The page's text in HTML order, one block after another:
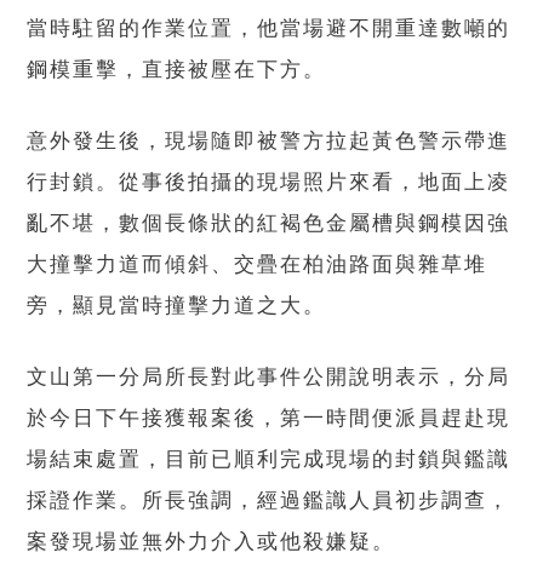
當時駐留的作業位置，他當場避不開重達數噸的
鋼模重擊，直接被壓在下方。
意外發生後，現場隨即被警方拉起黃色警示帶進
行封鎖。從事後拍攝的現場照片來看，地面上凌
亂不堪，數個長條狀的紅褐色金屬槽與鋼模因強
大撞擊力道而傾斜、交疊在柏油路面與雜草堆
旁，顯見當時撞擊力道之大。
文山第一分局所長對此事件公開說明表示，分局
於今日下午接獲報案後，第一時間便派員趕赴現
場結束處置，目前已順利完成現場的封鎖與鑑識
採證作業。所長強調，經過鑑識人員初步調查，
案發現場並無外力介入或他殺嫌疑。